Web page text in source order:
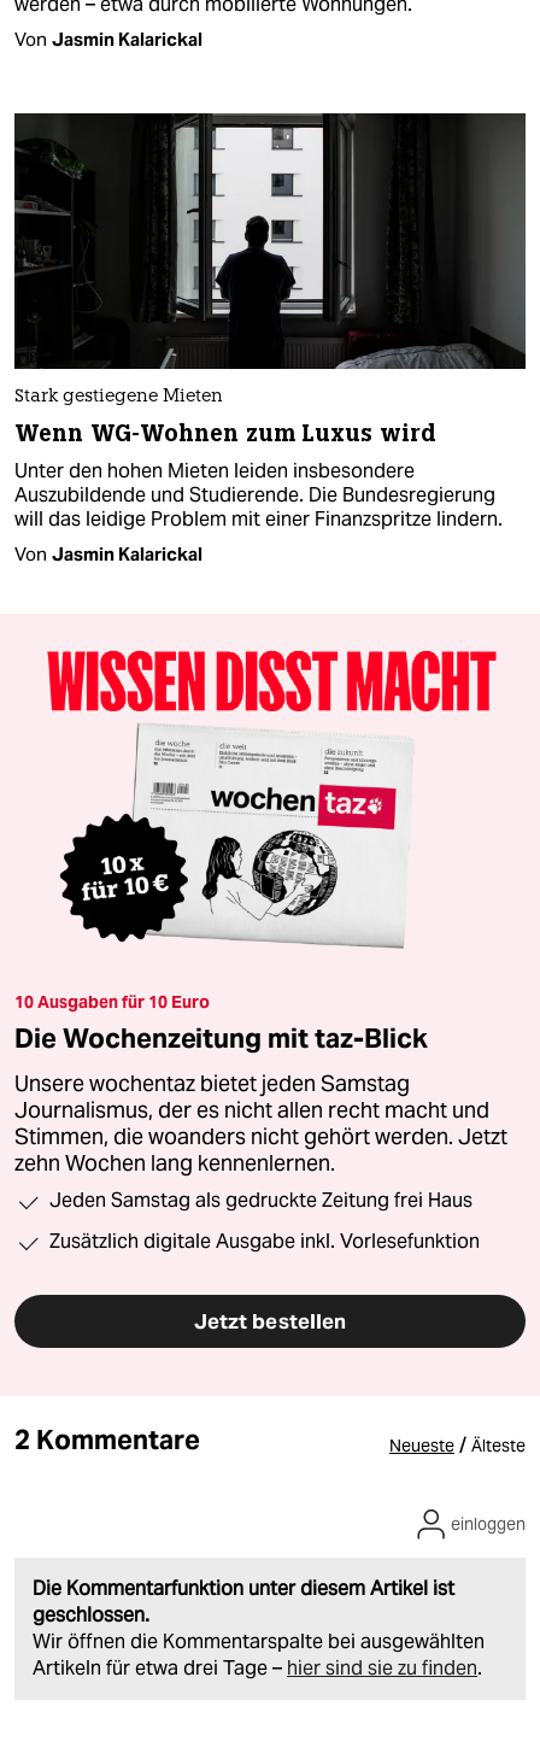
Von Jasmin Kalarickal
Stark gestiegene Mieten
Wenn WG-Wohnen zum Luxus wird
Unter den hohen Mieten leiden insbesondere
Auszubildende und Studierende. Die Bundesregierung
will das leidige Problem mit einer Finanzspritze lindern.
Von Jasmin Kalarickal
10 Ausgaben für 10 Euro
Die Wochenzeitung mit taz-Blick
Unsere wochentaz bietet jeden Samstag
Journalismus, der es nicht allen recht macht und
Stimmen, die woanders nicht gehört werden. Jetzt
zehn Wochen lang kennenlernen.
Jeden Samstag als gedruckte Zeitung frei Haus
Zusätzlich digitale Ausgabe inkl. Vorlesefunktion
Jetzt bestellen
2 Kommentare Neueste / Älteste
Die Kommentarfunktion unter diesem Artikel ist
geschlossen.
Wir öffnen die Kommentarspalte bei ausgewählten
Artikeln für etwa drei Tage – hier sind sie zu finden.
einloggen